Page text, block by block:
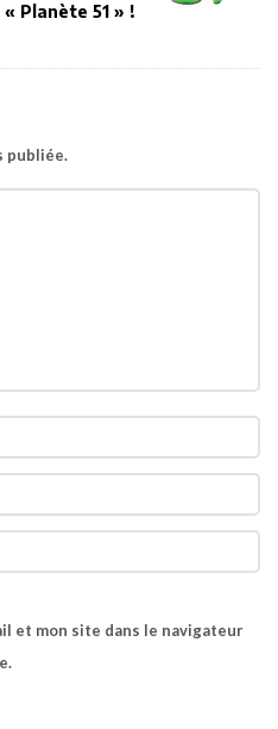
« Planète 51 » !
publiée.
et mon site dans le navigateur